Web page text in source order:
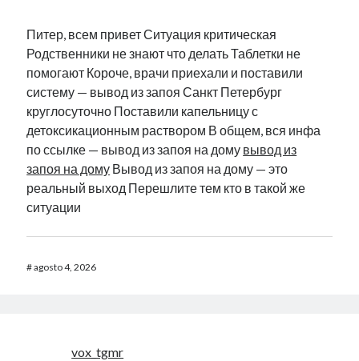
Питер, всем привет Ситуация критическая
Родственники не знают что делать Таблетки не
помогают Короче, врачи приехали и поставили
систему — вывод из запоя Санкт Петербург
круглосуточно Поставили капельницу с
детоксикационным раствором В общем, вся инфа
по ссылке — вывод из запоя на дому вывод из
запоя на дому Вывод из запоя на дому — это
реальный выход Перешлите тем кто в такой же
ситуации
#agosto 4, 2026
vox_tgmr